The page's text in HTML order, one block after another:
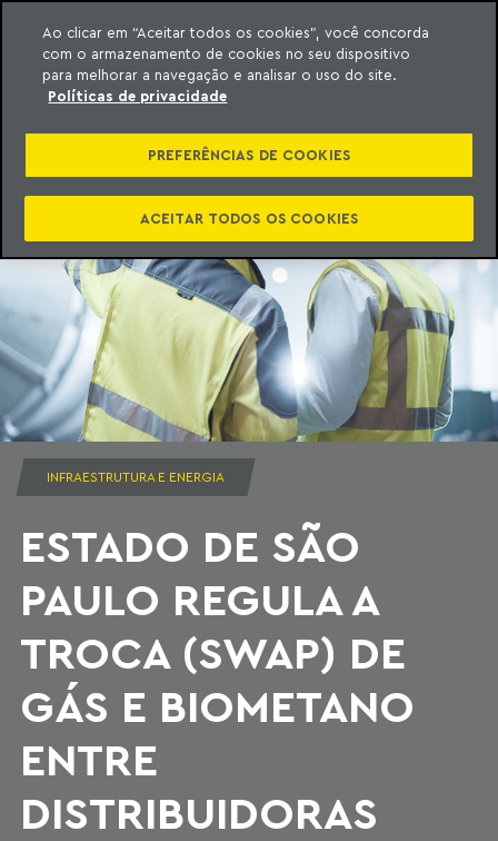
o conteúdo
Machado Meyer
INFRAESTRUTURA E ENERGIA
ESTADO DE SÃO
PAULO REGULA A
TROCA (SWAP) DE
GÁS E BIOMETANO
ENTRE
DISTRIBUIDORAS
Ao clicar em “Aceitar todos os cookies”, você concorda
com o armazenamento de cookies no seu dispositivo
para melhorar a navegação e analisar o uso do site.
Políticas de privacidade
PREFERÊNCIAS DE COOKIES
ACEITAR TODOS OS COOKIES